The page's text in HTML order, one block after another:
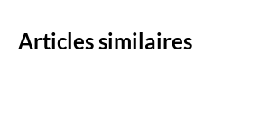
Articles similaires